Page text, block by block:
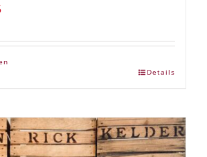
Details